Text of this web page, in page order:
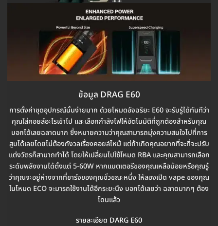
ข้อมูล DRAG E60
การตั้งค่าชุดอุปกรณ์นั้นง่ายมาก ด้วยโหมดอัจฉริยะ E60 จะรับรู้ได้ทันทีว่า
คุณใส่คอยล์อะไรเข้าไป และเลือกกำลังไฟให้อัตโนมัติที่ถูกต้องสำหรับคุณ
บอกได้เลยฉลาดมาก ซึ่งหมายความว่าคุณสามารถมุ่งความสนใจไปที่การ
สูบได้เลยโดยไม่ต้องกังวลเรื่องคอยล์ไหม้ แต่ถ้าเกิดคุณอยากที่จะที่จะปรับ
แต่งวัตรก็สามาถทำได้ โดยให้เปลี่ยนไปใช้โหมด RBA และคุณสามารถเลือก
ระดับพลังงานได้ตั้งแต่ 5-60W หากแบตเตอรีของคุณเหลือน้อยหรือคุณรู้
ว่าคุณจะอยู่ห่างจากที่ชาร์จของคุณชั่วขณะหนึ่ง ให้ลองเปิด vape ของคุณ
ในโหมด ECO จะมารถใช้งานได้อีกระยะนึง บอกได้เลยว่า ฉลาดมากๆ ต้อง
โดนแล้ว
รายละเอียด DARG E60